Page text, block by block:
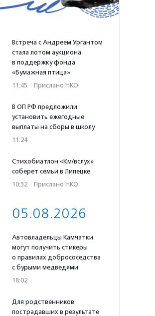
Встреча с Андреем Ургантом
стала лотом аукциона
в поддержку фонда
«Бумажная птица»
11:45 · Прислано НКО
В ОП РФ предложили
установить ежегодные
выплаты на сборы в школу
11:24
Стихобиатлон «Км/вслух»
соберет семьи в Липецке
10:32 · Прислано НКО
05.08.2026
Автовладельцы Камчатки
могут получить стикеры
о правилах добрососедства
с бурыми медведями
18:02
Для родственников
пострадавших в результате